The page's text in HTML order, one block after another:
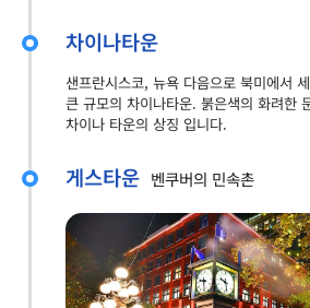
차이나타운
샌프란시스코, 뉴욕 다음으로 북미에서
큰 규모의 차이나타운. 붉은색의 화려한
차이나 타운의 상징 입니다.
게스타운 벤쿠버의 민속촌